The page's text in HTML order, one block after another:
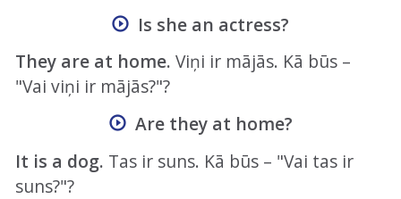
Is she an actress?
They are at home. Viņi ir mājās. Kā būs –
"Vai viņi ir mājās?"?
Are they at home?
It is a dog. Tas ir suns. Kā būs – "Vai tas ir
suns?"?